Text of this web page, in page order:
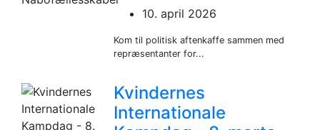
10. april 2026
Kom til politisk aftenkaffe sammen med
repræsentanter for...
Kvindernes
Internationale